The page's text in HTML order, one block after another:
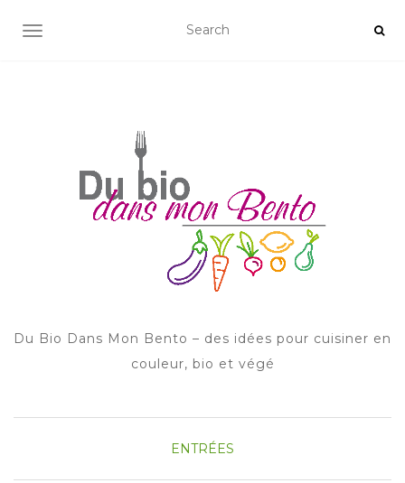
AFFICHER/MASQUER LA NAVIGATION
Du Bio Dans Mon Bento – des idées pour cuisiner en
couleur, bio et végé
ENTRÉES